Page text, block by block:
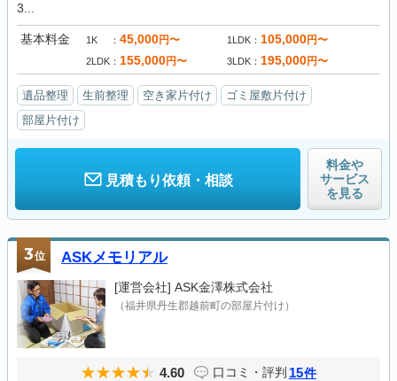
3...
基本料金 1K 45,000円〜 1LDK 105,000円〜
2LDK 155,000円〜 3LDK 195,000円〜
遺品整理 生前整理 空き家片付け
ゴミ屋敷片付け
部屋片付け
見積もり依頼・相談
料金や
サービス
を見る
3位 ASKメモリアル
[運営会社] ASK金澤株式会社
（福井県丹生郡越前町の部屋片付け）
4.60 口コミ・評判 15件